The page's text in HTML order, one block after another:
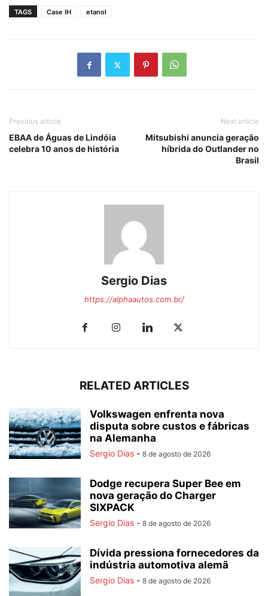
TAGS Case IH etanol
Previous article
EBAA de Águas de Lindóia
celebra 10 anos de história
Next article
Mitsubishi anuncia geração
híbrida do Outlander no
Brasil
Sergio Dias
https://alphaautos.com.br/
RELATED ARTICLES
Volkswagen enfrenta nova
disputa sobre custos e fábricas
na Alemanha
Sergio Dias - 8 de agosto de 2026
Dodge recupera Super Bee em
nova geração do Charger
SIXPACK
Sergio Dias - 8 de agosto de 2026
Dívida pressiona fornecedores da
indústria automotiva alemã
Sergio Dias - 8 de agosto de 2026